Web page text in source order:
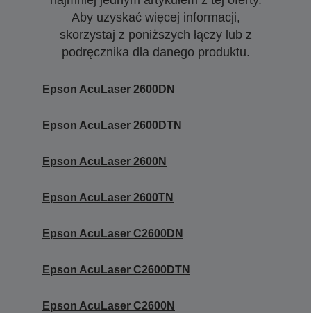
Aby uzyskać więcej informacji,
skorzystaj z poniższych łączy lub z
podręcznika dla danego produktu.
Epson AcuLaser 2600DN
Epson AcuLaser 2600DTN
Epson AcuLaser 2600N
Epson AcuLaser 2600TN
Epson AcuLaser C2600DN
Epson AcuLaser C2600DTN
Epson AcuLaser C2600N